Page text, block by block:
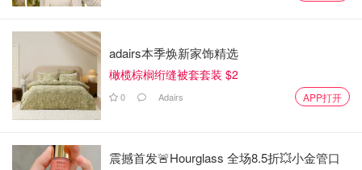
把多余的面粉抖干净
adairs本季焕新家饰精选
橄榄棕榈绗缝被套套装 $2
0 Adairs APP打开
震撼首发🚨Hourglass 全场8.5折💥小金管口